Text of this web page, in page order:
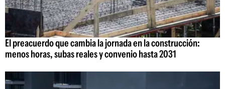
El preacuerdo que cambia la jornada en la construcción:
menos horas, subas reales y convenio hasta 2031